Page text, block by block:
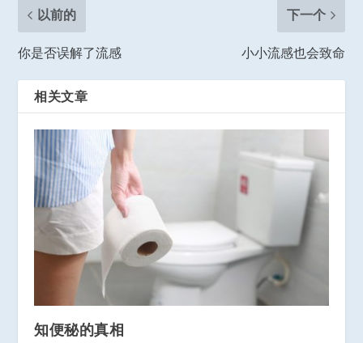
以前的
你是否误解了流感
下一个
小小流感也会致命
相关文章
知便秘的真相